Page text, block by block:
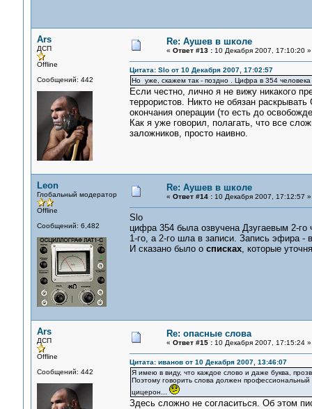
Ars
ДСП
Offline
Сообщений: 442
Re: Аушев в школе
« Ответ #13 :10 Декабря 2007, 17:10:20 »
Цитата: Slo от 10 Декабря 2007, 17:02:57
Но уже, скажем так - поздно . Цифра в 354
Если честно, лично я не вижу никакого
террористов. Никто не обязан
окончания операции (то есть до
Как я уже говорил, полагать, что все
заложников, просто наивно.
Leon
Глобальный модератор
Offline
Сообщений: 6,482
Re: Аушев в школе
« Ответ #14 :10 Декабря 2007, 17:12:57 »
Slo
цифра 354 была озвучена Дзугаевым 2-
1-го, а 2-го шла в записи. Запись эфира
И сказано было о списках, которые
Ars
ДСП
Offline
Сообщений: 442
Re: опасные слова
« Ответ #15 :10 Декабря 2007, 17:15:24 »
Цитата: иванов от 10 Декабря 2007, 13:46:07
Я имею в виду, что каждое слово и даже буква,
Поэтому говорить слова должен
цицерон...
Здесь сложно не согласиться. Об этом